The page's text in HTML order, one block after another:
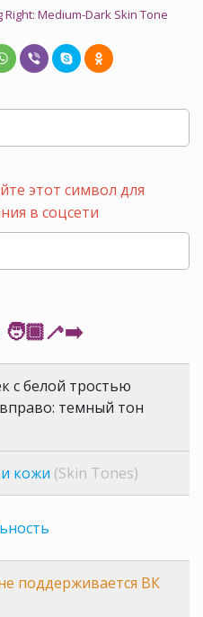
Medium-Dark Skin Tone
этот символ для
в соцсети
с белой тростью
темный тон
кожи (Skin Tones)
поддерживается ВК